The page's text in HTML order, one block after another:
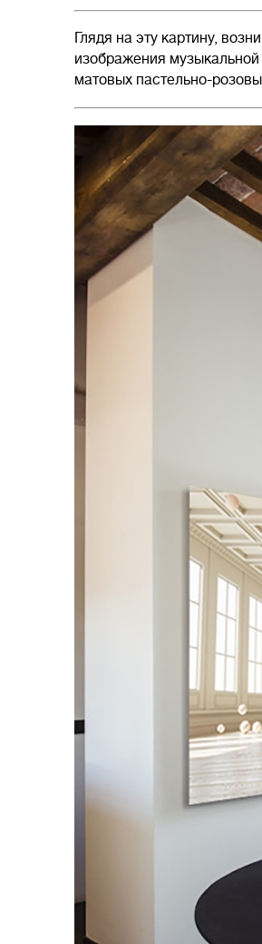
Глядя на эту картину,
изображения
матовых пастельно-